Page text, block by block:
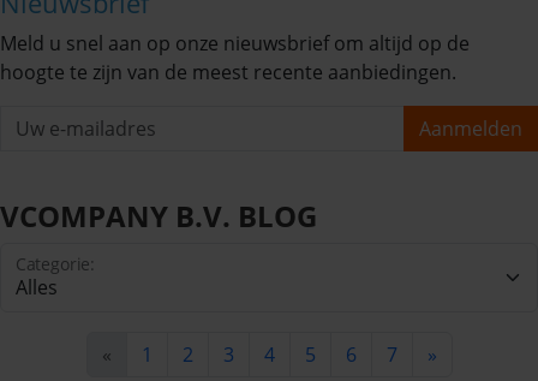
Meld u snel aan op onze nieuwsbrief om altijd op de
hoogte te zijn van de meest recente aanbiedingen.
Aanmelden
VCOMPANY B.V. BLOG
Categorie:
« 1 2 3 4 5 6 7 »